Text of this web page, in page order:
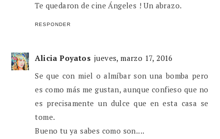
Te quedaron de cine Ángeles ! Un abrazo.
RESPONDER
Alicia Poyatos jueves, marzo 17, 2016
Se que con miel o almíbar son una bomba pero
es como más me gustan, aunque confieso que no
es precisamente un dulce que en esta casa se
tome.
Bueno tu ya sabes como son....